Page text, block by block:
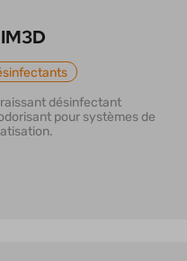
désinfectant
pour systèmes de